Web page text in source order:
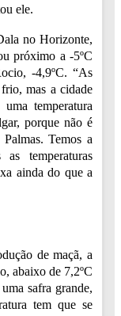
ele.
no Horizonte,
próximo a -5ºC
-4,9ºC. “As
mas a cidade
temperatura
porque não é
Temos a
temperaturas
ainda do que a
de maçã, a
abaixo de 7,2ºC
safra grande,
tem que se